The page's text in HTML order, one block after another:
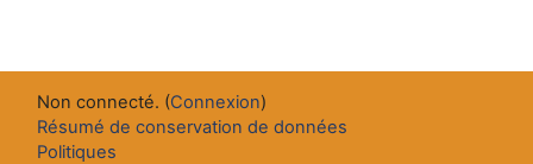
Non connecté. (Connexion)
Résumé de conservation de données
Politiques